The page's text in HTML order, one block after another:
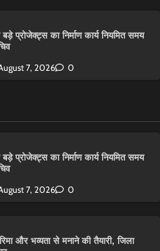
प्रोजेक्ट्स का निर्माण कार्य नियमित समय
7, 2026 0
प्रोजेक्ट्स का निर्माण कार्य नियमित समय
7, 2026 0
और भव्यता से मनाने की तैयारी, जिला